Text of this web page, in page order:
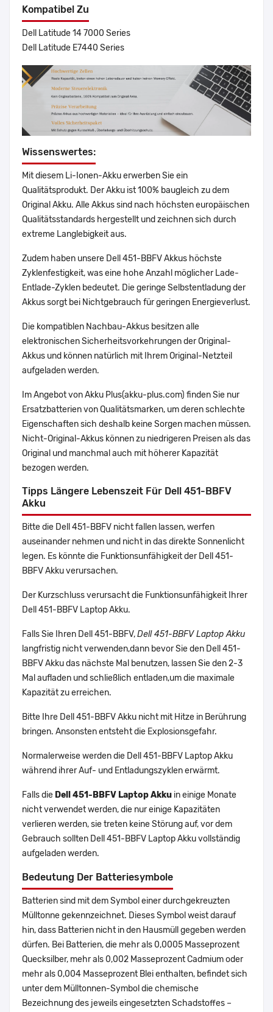
Kompatibel Zu
Dell Latitude 14 7000 Series
Dell Latitude E7440 Series
Wissenswertes:
Mit diesem Li-Ionen-Akku erwerben Sie ein
Qualitätsprodukt. Der Akku ist 100% baugleich zu dem
Original Akku. Alle Akkus sind nach höchsten europäischen
Qualitätsstandards hergestellt und zeichnen sich durch
extreme Langlebigkeit aus.
Zudem haben unsere Dell 451-BBFV Akkus höchste
Zyklenfestigkeit, was eine hohe Anzahl möglicher Lade-
Entlade-Zyklen bedeutet. Die geringe Selbstentladung der
Akkus sorgt bei Nichtgebrauch für geringen Energieverlust.
Die kompatiblen Nachbau-Akkus besitzen alle
elektronischen Sicherheitsvorkehrungen der Original-
Akkus und können natürlich mit Ihrem Original-Netzteil
aufgeladen werden.
Im Angebot von Akku Plus(akku-plus.com) finden Sie nur
Ersatzbatterien von Qualitätsmarken, um deren schlechte
Eigenschaften sich deshalb keine Sorgen machen müssen.
Nicht-Original-Akkus können zu niedrigeren Preisen als das
Original und manchmal auch mit höherer Kapazität
bezogen werden.
Tipps Längere Lebenszeit Für Dell 451-BBFV
Akku
Bitte die Dell 451-BBFV nicht fallen lassen, werfen
auseinander nehmen und nicht in das direkte Sonnenlicht
legen. Es könnte die Funktionsunfähigkeit der Dell 451-
BBFV Akku verursachen.
Der Kurzschluss verursacht die Funktionsunfähigkeit Ihrer
Dell 451-BBFV Laptop Akku.
Falls Sie Ihren Dell 451-BBFV,Dell 451-BBFV Laptop Akku
langfristig nicht verwenden,dann bevor Sie den Dell 451-
BBFV Akku das nächste Mal benutzen, lassen Sie den 2-3
Mal aufladen und schließlich entladen,um die maximale
Kapazität zu erreichen.
Bitte Ihre Dell 451-BBFV Akku nicht mit Hitze in Berührung
bringen. Ansonsten entsteht die Explosionsgefahr.
Normalerweise werden die Dell 451-BBFV Laptop Akku
während ihrer Auf- und Entladungszyklen erwärmt.
Falls die Dell 451-BBFV Laptop Akku in einige Monate
nicht verwendet werden, die nur einige Kapazitäten
verlieren werden, sie treten keine Störung auf, vor dem
Gebrauch sollten Dell 451-BBFV Laptop Akku vollständig
aufgeladen werden.
Bedeutung Der Batteriesymbole
Batterien sind mit dem Symbol einer durchgekreuzten
Mülltonne gekennzeichnet. Dieses Symbol weist darauf
hin, dass Batterien nicht in den Hausmüll gegeben werden
dürfen. Bei Batterien, die mehr als 0,0005 Masseprozent
Quecksilber, mehr als 0,002 Masseprozent Cadmium oder
mehr als 0,004 Masseprozent Blei enthalten, befindet sich
unter dem Mülltonnen-Symbol die chemische
Bezeichnung des jeweils eingesetzten Schadstoffes –